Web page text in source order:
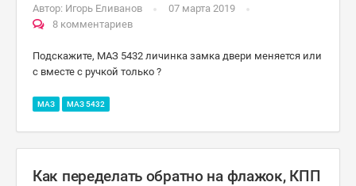
Автор: Игорь Еливанов
07 марта 2019
8 комментариев
Подскажите, МАЗ 5432 личинка замка двери меняется или
с вместе с ручкой только ?
МАЗ МАЗ 5432
Как переделать обратно на флажок, КПП